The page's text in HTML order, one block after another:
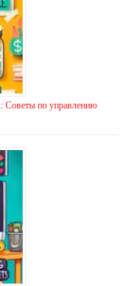
Советы по управлению